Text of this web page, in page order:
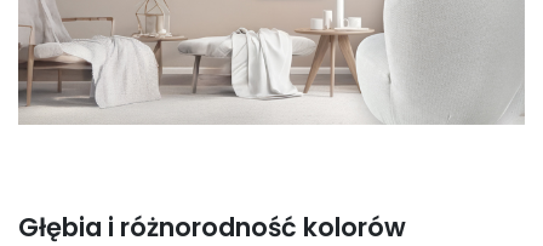
Głębia i różnorodność kolorów